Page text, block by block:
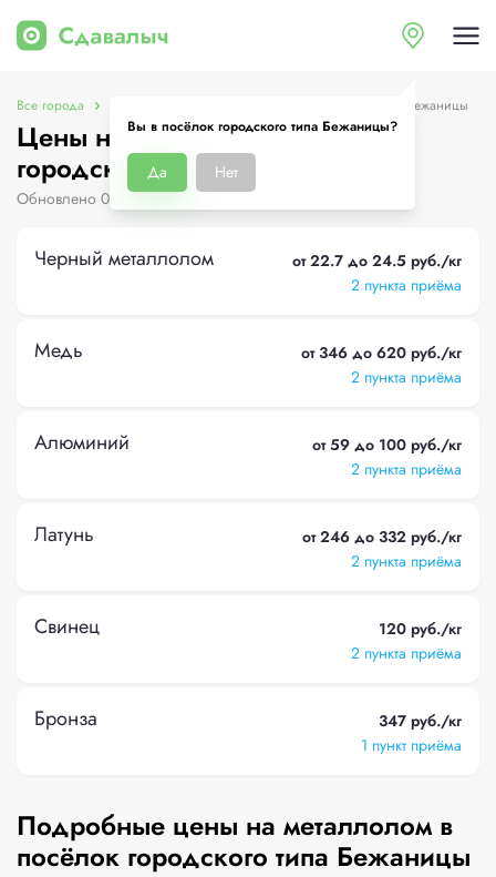
Вы в посёлок городского типа Бежаницы?
Да Нет
Все города Цены на металлолом в посёлок городского типа Бежаницы
Цены на металлолом в посёлок
городского типа Бежаницы
Обновлено 06.08.2026
Черный металлолом
от 22.7 до 24.5 руб./кг
2 пункта приёма
Медь
от 346 до 620 руб./кг
2 пункта приёма
Алюминий
от 59 до 100 руб./кг
2 пункта приёма
Латунь
от 246 до 332 руб./кг
2 пункта приёма
Свинец
120 руб./кг
2 пункта приёма
Бронза
347 руб./кг
1 пункт приёма
Подробные цены на металлолом в
посёлок городского типа Бежаницы